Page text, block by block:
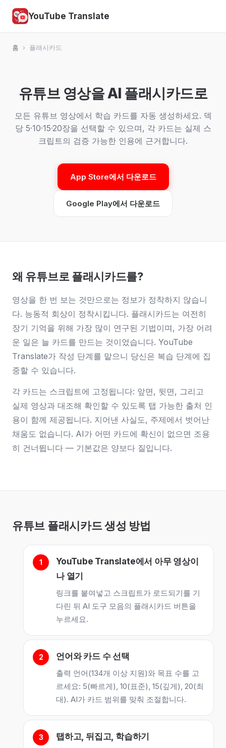
YouTube Translate
홈 › 플래시카드
유튜브 영상을 AI 플래시카드로
모든 유튜브 영상에서 학습 카드를 자동 생성하세요. 덱
당 5·10·15·20장을 선택할 수 있으며, 각 카드는 실제 스
크립트의 검증 가능한 인용에 근거합니다.
App Store에서 다운로드
Google Play에서 다운로드
왜 유튜브로 플래시카드를?
영상을 한 번 보는 것만으로는 정보가 정착하지 않습니
다. 능동적 회상이 정착시킵니다. 플래시카드는 여전히
장기 기억을 위해 가장 많이 연구된 기법이며, 가장 어려
운 일은 늘 카드를 만드는 것이었습니다. YouTube
Translate가 작성 단계를 맡으니 당신은 복습 단계에 집
중할 수 있습니다.
각 카드는 스크립트에 고정됩니다: 앞면, 뒷면, 그리고
실제 영상과 대조해 확인할 수 있도록 탭 가능한 출처 인
용이 함께 제공됩니다. 지어낸 사실도, 주제에서 벗어난
채움도 없습니다. AI가 어떤 카드에 확신이 없으면 조용
히 건너뜁니다 — 기본값은 양보다 질입니다.
유튜브 플래시카드 생성 방법
YouTube Translate에서 아무 영상이
나 열기
링크를 붙여넣고 스크립트가 로드되기를 기
다린 뒤 AI 도구 모음의 플래시카드 버튼을
누르세요.
언어와 카드 수 선택
출력 언어(134개 이상 지원)와 목표 수를 고
르세요: 5(빠르게), 10(표준), 15(깊게), 20(최
대). AI가 카드 범위를 맞춰 조절합니다.
탭하고, 뒤집고, 학습하기